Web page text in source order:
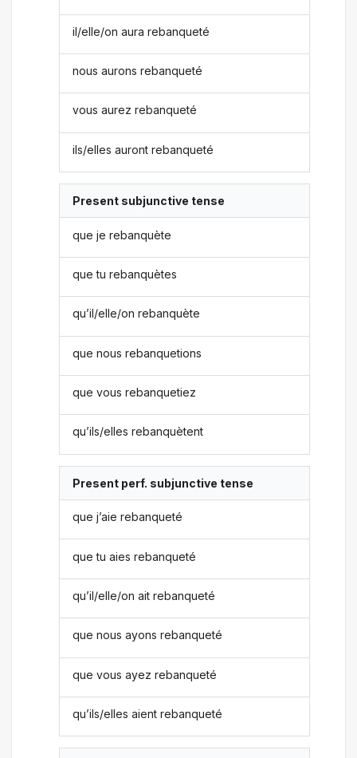
il/elle/on aura rebanqueté
nous aurons rebanqueté
vous aurez rebanqueté
ils/elles auront rebanqueté
Present subjunctive tense
que je rebanquète
que tu rebanquètes
qu’il/elle/on rebanquète
que nous rebanquetions
que vous rebanquetiez
qu’ils/elles rebanquètent
Present perf. subjunctive tense
que j’aie rebanqueté
que tu aies rebanqueté
qu’il/elle/on ait rebanqueté
que nous ayons rebanqueté
que vous ayez rebanqueté
qu’ils/elles aient rebanqueté